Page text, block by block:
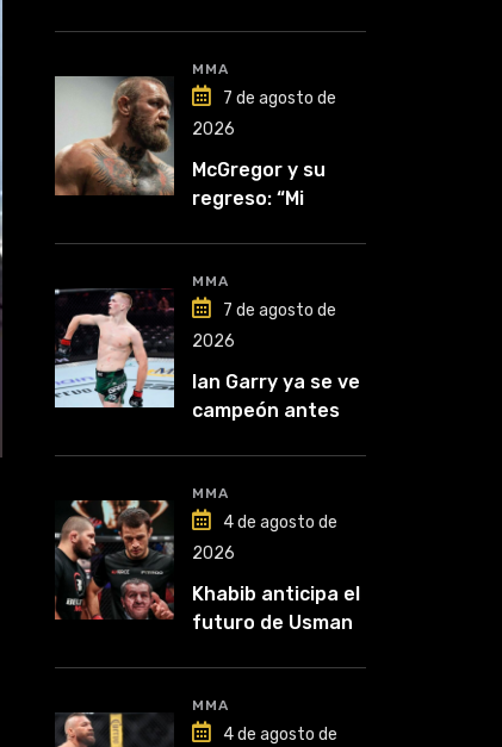
MMA
7 de agosto de
2026
McGregor y su
regreso: “Mi
MMA
7 de agosto de
2026
Ian Garry ya se ve
campeón antes
MMA
4 de agosto de
2026
Khabib anticipa el
futuro de Usman
liga competirá”
MMA
4 de agosto de